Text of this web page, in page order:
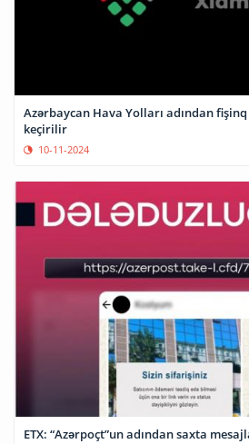
Azərbaycan Hava Yolları adından
keçirilir
10-11-2024
ETX: “Azərpoçt”un adından saxta